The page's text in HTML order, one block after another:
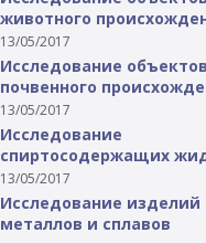
животного
13/05/2017
Исследование объектов
почвенного
13/05/2017
Исследование
спиртосодержащих
13/05/2017
Исследование изделий
металлов и сплавов